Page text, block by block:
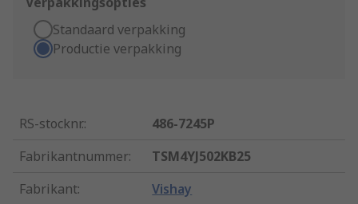
Standaard verpakking
Productie verpakking
RS-stocknr.:
486-7245P
Fabrikantnummer:
TSM4YJ502KB25
Fabrikant: Vishay